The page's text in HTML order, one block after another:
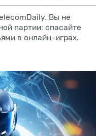
Вы не
партии: спасайте
в онлайн-играх.